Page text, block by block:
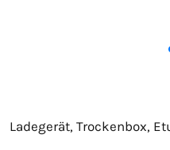
Ladegerät, Trockenbox,